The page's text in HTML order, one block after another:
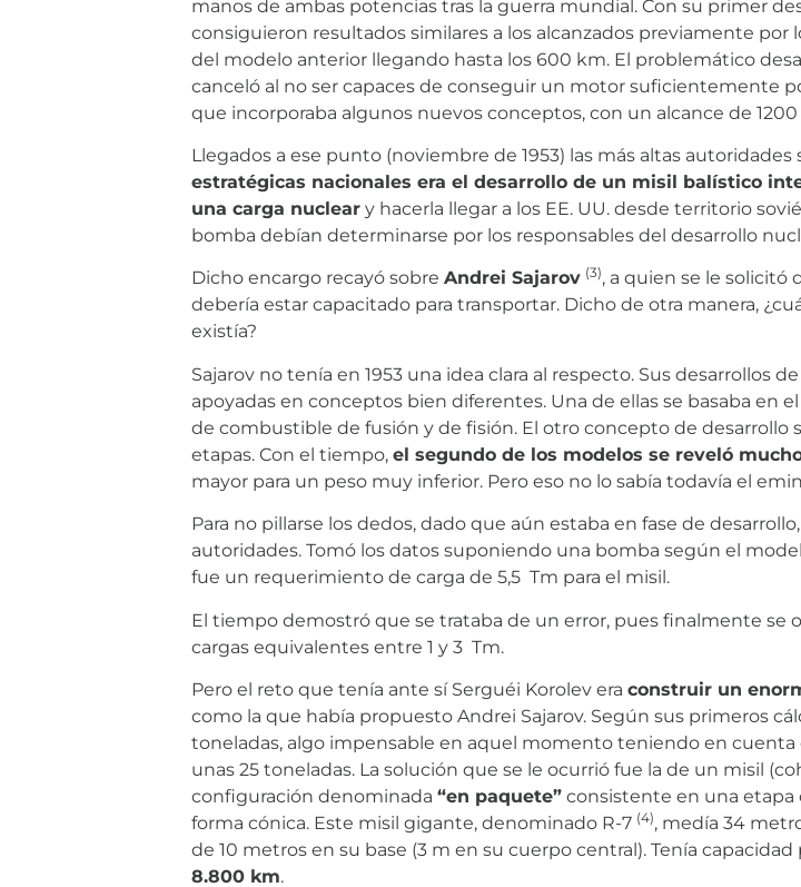
manos de ambas potencias tras la guerra mundial. Con su primer
consiguieron resultados similares a los alcanzados previamente por
del modelo anterior llegando hasta los 600 km. El problemático
canceló al no ser capaces de conseguir un motor suficientemente
que incorporaba algunos nuevos conceptos, con un alcance de
Llegados a ese punto (noviembre de 1953) las más altas
estratégicas nacionales era el desarrollo de un misil balístico
una carga nuclear y hacerla llegar a los EE. UU. desde territorio
bomba debían determinarse por los responsables del desarrollo
Dicho encargo recayó sobre Andrei Sajarov (3), a quien se le solicitó
debería estar capacitado para transportar. Dicho de otra manera,
existía?
Sajarov no tenía en 1953 una idea clara al respecto. Sus desarrollos
apoyadas en conceptos bien diferentes. Una de ellas se basaba en
de combustible de fusión y de fisión. El otro concepto de desarrollo
etapas. Con el tiempo, el segundo de los modelos se reveló
mayor para un peso muy inferior. Pero eso no lo sabía todavía el
Para no pillarse los dedos, dado que aún estaba en fase de
autoridades. Tomó los datos suponiendo una bomba según el
fue un requerimiento de carga de 5,5 Tm para el misil.
El tiempo demostró que se trataba de un error, pues finalmente se
cargas equivalentes entre 1 y 3 Tm.
Pero el reto que tenía ante sí Serguéi Korolev era construir un
como la que había propuesto Andrei Sajarov. Según sus primeros
toneladas, algo impensable en aquel momento teniendo en
unas 25 toneladas. La solución que se le ocurrió fue la de un misil
configuración denominada “en paquete” consistente en una etapa
forma cónica. Este misil gigante, denominado R-7 (4), medía 34
de 10 metros en su base (3 m en su cuerpo central). Tenía capacidad
8.800 km.